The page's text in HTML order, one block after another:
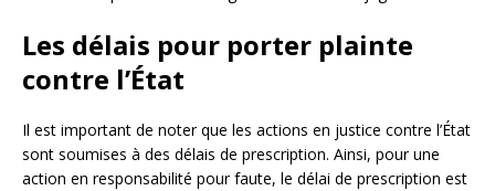
Les délais pour porter plainte
contre l’État
Il est important de noter que les actions en justice contre l’État
sont soumises à des délais de prescription. Ainsi, pour une
action en responsabilité pour faute, le délai de prescription est